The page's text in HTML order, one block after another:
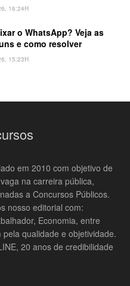
16:24H
o WhatsApp? Veja as
e como resolver
15:23H
em 2010 com objetivo de
na carreira pública,
a Concursos Públicos.
nosso editorial com:
Economia, entre
qualidade e objetividade.
20 anos de credibilidade